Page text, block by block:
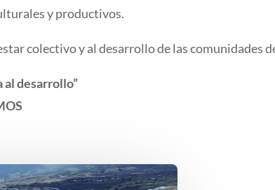
y productivos.
colectivo y al desarrollo de las comunidades
al desarrollo”